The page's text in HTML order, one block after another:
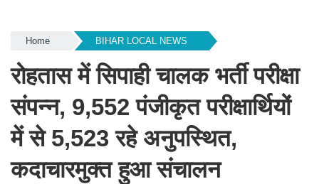
Home BIHAR LOCAL NEWS
रोहतास में सिपाही चालक भर्ती परीक्षा
संपन्न, 9,552 पंजीकृत परीक्षार्थियों
में से 5,523 रहे अनुपस्थित,
कदाचारमुक्त हुआ संचालन